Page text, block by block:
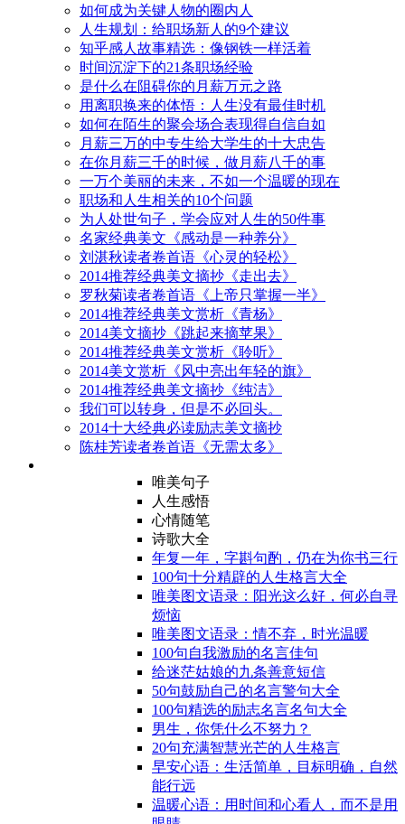
如何成为关键人物的圈内人
人生规划：给职场新人的9个建议
知乎感人故事精选：像钢铁一样活着
时间沉淀下的21条职场经验
是什么在阻碍你的月薪万元之路
用离职换来的体悟：人生没有最佳时机
如何在陌生的聚会场合表现得自信自如
月薪三万的中专生给大学生的十大忠告
在你月薪三千的时候，做月薪八千的事
一万个美丽的未来，不如一个温暖的现在
职场和人生相关的10个问题
为人处世句子，学会应对人生的50件事
名家经典美文《感动是一种养分》
刘湛秋读者卷首语《心灵的轻松》
2014推荐经典美文摘抄《走出去》
罗秋菊读者卷首语《上帝只掌握一半》
2014推荐经典美文赏析《青杨》
2014美文摘抄《跳起来摘苹果》
2014推荐经典美文赏析《聆听》
2014美文赏析《风中亮出年轻的旗》
2014推荐经典美文摘抄《纯洁》
我们可以转身，但是不必回头。
2014十大经典必读励志美文摘抄
陈桂芳读者卷首语《无需太多》
唯美句子
人生感悟
心情随笔
诗歌大全
年复一年，字斟句酌，仍在为你书三行
100句十分精辟的人生格言大全
唯美图文语录：阳光这么好，何必自寻
烦恼
唯美图文语录：情不弃，时光温暖
100句自我激励的名言佳句
给迷茫姑娘的九条善意短信
50句鼓励自己的名言警句大全
100句精选的励志名言名句大全
男生，你凭什么不努力？
20句充满智慧光芒的人生格言
早安心语：生活简单，目标明确，自然
能行远
温暖心语：用时间和心看人，而不是用